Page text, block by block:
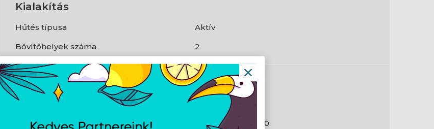
Kialakítás
Hűtés típusa
Aktív
Bővítőhelyek száma
2
Processzor
Grafikus processzor család
Grafikus processzor
GeForce RTX 3050